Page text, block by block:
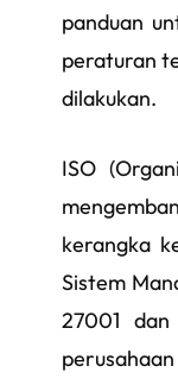
panduan
peraturan
dilakukan.
ISO
kerangka
Sistem
27001